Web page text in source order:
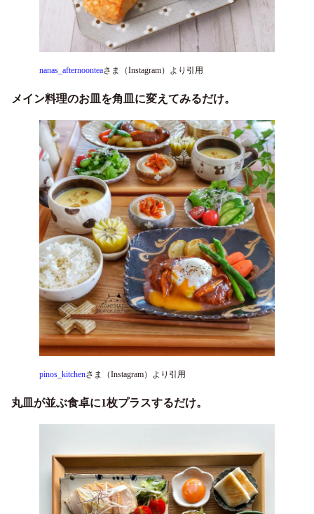
nanas_afternoonteaさま（Instagram）より引用
メイン料理のお皿を角皿に変えてみるだけ。
pinos_kitchenさま（Instagram）より引用
丸皿が並ぶ食卓に1枚プラスするだけ。